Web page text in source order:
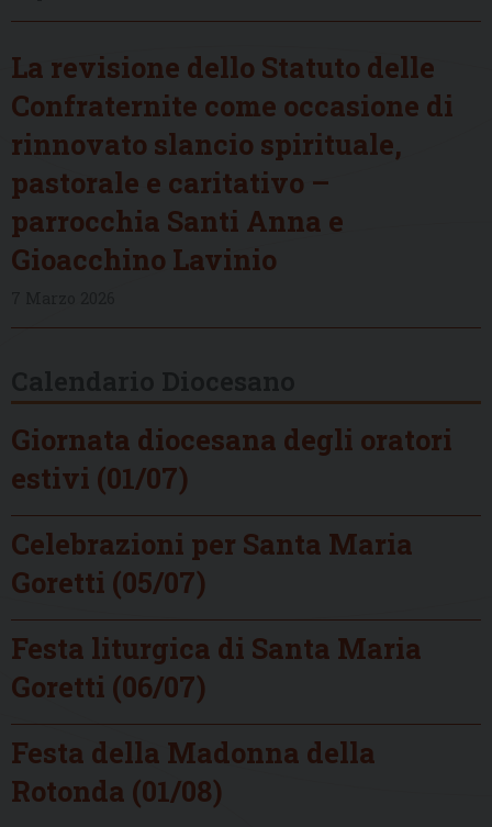
La revisione dello Statuto delle
Confraternite come occasione di
rinnovato slancio spirituale,
pastorale e caritativo –
parrocchia Santi Anna e
Gioacchino Lavinio
Giornata diocesana degli oratori
estivi (01/07)
Celebrazioni per Santa Maria
Goretti (05/07)
Festa liturgica di Santa Maria
Goretti (06/07)
Festa della Madonna della
Rotonda (01/08)